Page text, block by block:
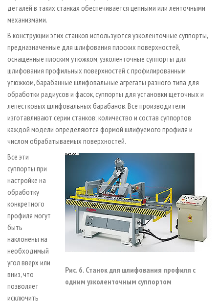
деталей в таких станках обеспечивается цепными или ленточными
механизмами.
В конструкции этих станков используются узколенточные суппорты,
предназначенные для шлифования плоских поверхностей,
оснащенные плоским утюжком, узколенточные суппорты для
шлифования профильных поверхностей с профилированным
утюжком, барабанные шлифовальные агрегаты разного типа для
обработки радиусов и фасок, суппорты для установки щеточных и
лепестковых шлифовальных барабанов. Все производители
изготавливают серии станков; количество и состав суппортов
каждой модели определяются формой шлифуемого профиля и
числом обрабатываемых поверхностей.
Рис. 6. Станок для шлифования профиля с
одним узколенточным суппортом
Все эти
суппорты при
настройке на
обработку
конкретного
профиля могут
быть
наклонены на
необходимый
угол вверх или
вниз, что
позволяет
исключить